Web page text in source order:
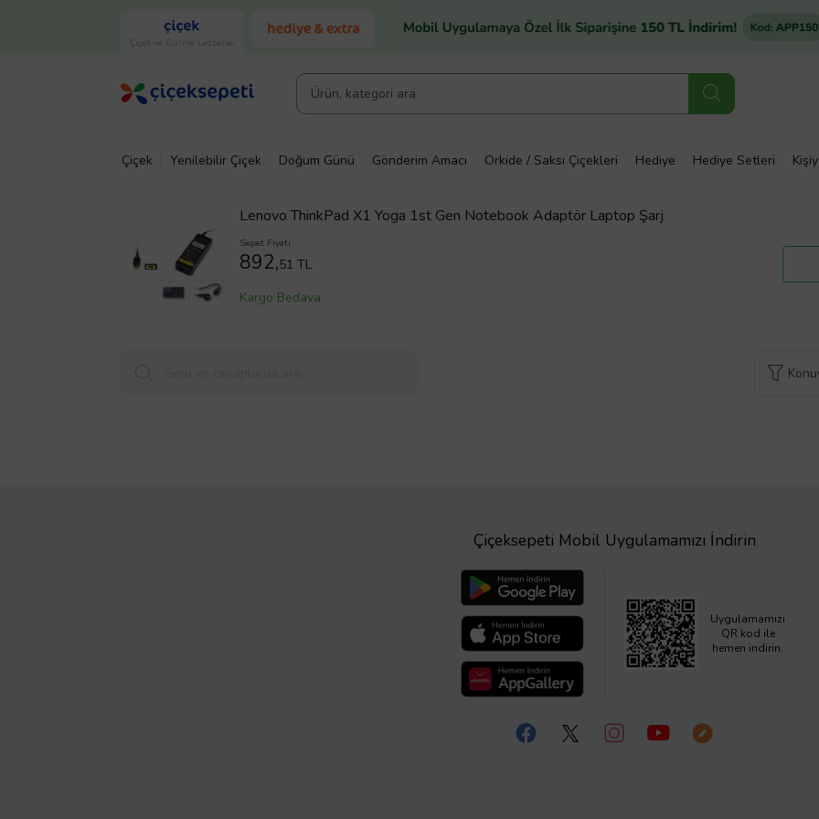
Çiçek ve Gurme Lezzetler
Çiçek Yenilebilir Çiçek Doğum Günü Gönderim Amacı Orkide / Saksı Çiçekleri Hediye Hediye Setleri
Lenovo ThinkPad X1 Yoga 1st Gen Notebook Adaptör Laptop Şarj
Sepet Fiyatı
892,51 TL
Kargo Bedava
Çiçeksepeti Mobil Uygulamamızı İndirin
Uygulamamızı
QR kod ile
hemen indirin.